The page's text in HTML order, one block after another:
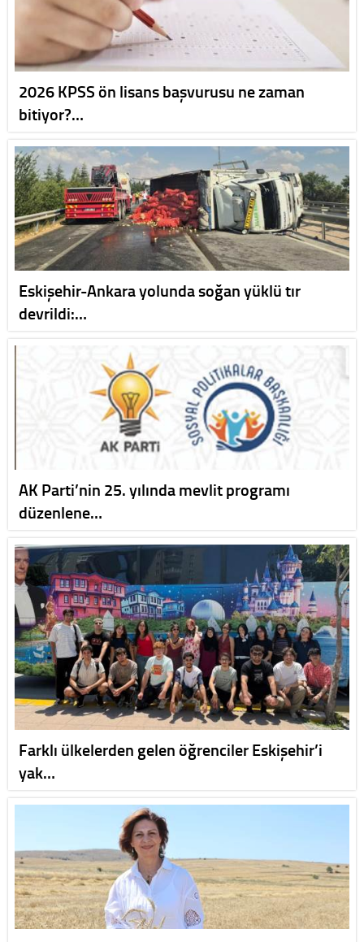
2026 KPSS ön lisans başvurusu ne zaman
bitiyor?…
Eskişehir-Ankara yolunda soğan yüklü tır
devrildi:…
AK Parti’nin 25. yılında mevlit programı
düzenlene…
Farklı ülkelerden gelen öğrenciler Eskişehir’i
yak…